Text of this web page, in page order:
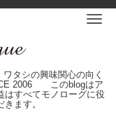
タシの興味関心の向く
2006 このblogはア
はすべてモノローグに役
ます。